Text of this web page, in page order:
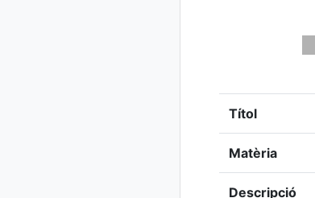
Títol
Matèria
Descripció